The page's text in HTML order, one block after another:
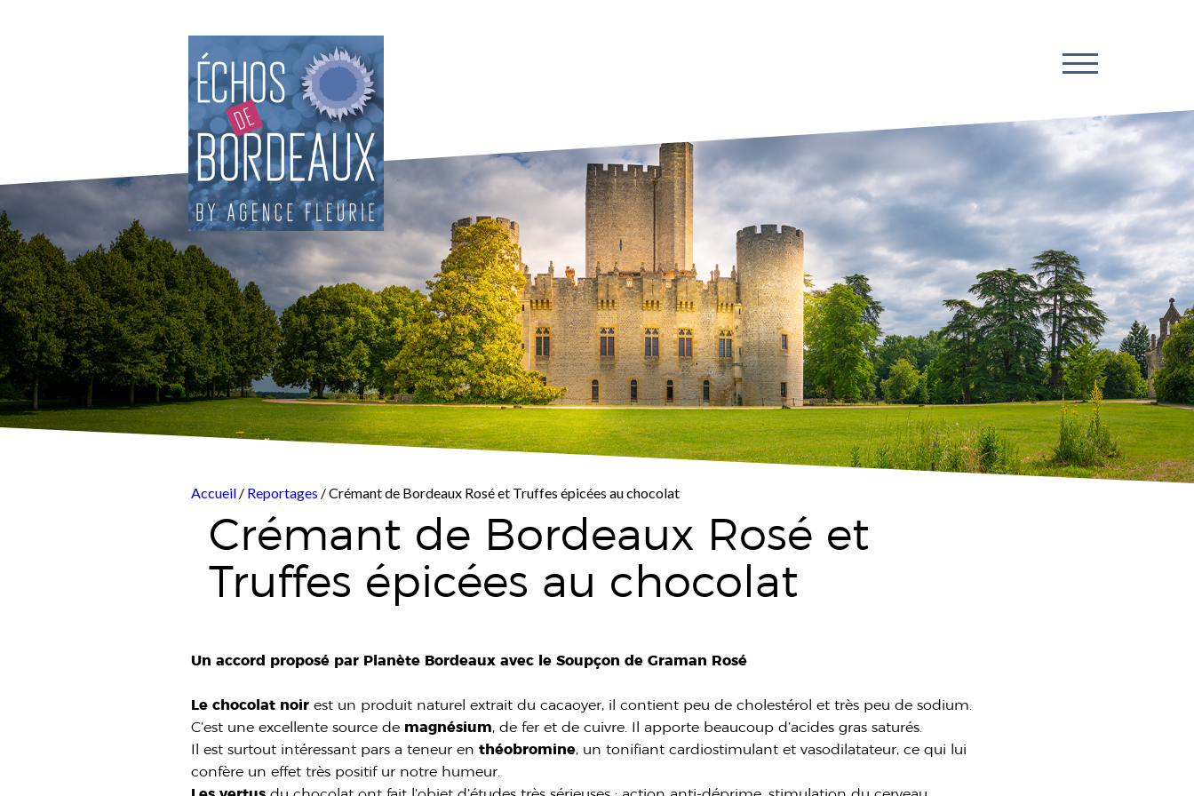
Accueil / Reportages / Crémant de Bordeaux Rosé et Truffes épicées au chocolat
Crémant de Bordeaux Rosé et
Truffes épicées au chocolat
Un accord proposé par Planète Bordeaux avec le Soupçon de Graman Rosé
Le chocolat noir est un produit naturel extrait du cacaoyer, il contient peu de cholestérol et très peu de sodium.
C’est une excellente source de magnésium, de fer et de cuivre. Il apporte beaucoup d’acides gras saturés.
Il est surtout intéressant pars a teneur enthéobromine, un tonifiant cardiostimulant et vasodilatateur, ce qui lui
confère un effet très positif ur notre humeur.